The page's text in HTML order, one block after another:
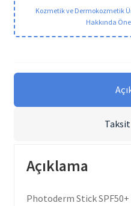
Kozmetik ve Dermokozmetik
Hakkında
Açıklama
Photoderm Stick